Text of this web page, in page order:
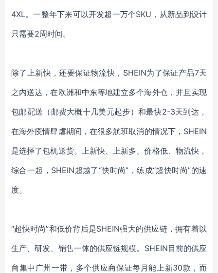
4XL。一整年下来可以开发超一万个SKU，从新品到设计
只需要2周时间。
除了上新快，还要保证物流快， SHEIN为了保证产品7天
之内送达，在欧洲和中东等地建立多个海外仓，并且实现
包邮配送（邮费大概十几美元起步）和最快2-3天到达，
在海外疫情肆虐期间，在很多航班取消的情况下，SHEIN
是选择了包机送货。上新快、上新多、价格低、物流快，
综合一起，SHEIN超越了“快时尚”，练成“超快时尚”的速
度。
“超快时尚”和低价背后是SHEIN强大的供应链，拥有着以
生产、研发、销售一体的供应链规模。SHEIN目前的供应
商集中广州一带，多个供应商保证每月能上新30款，而